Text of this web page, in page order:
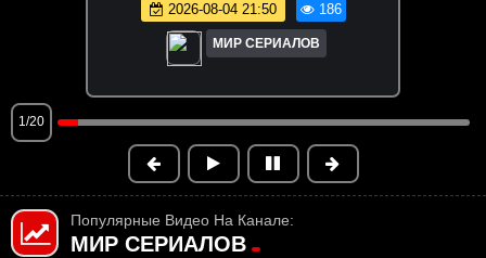
2026-08-04 21:50 186
МИР СЕРИАЛОВ
1/20
Популярные Видео На Канале:
МИР СЕРИАЛОВ